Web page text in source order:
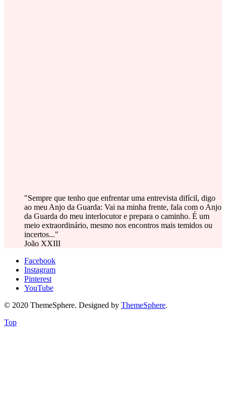
"Sempre que tenho que enfrentar uma entrevista difícil, digo
ao meu Anjo da Guarda: Vai na minha frente, fala com o Anjo
da Guarda do meu interlocutor e prepara o caminho. É um
meio extraordinário, mesmo nos encontros mais temidos ou
incertos..."
João XXIII
Facebook
Instagram
Pinterest
YouTube
© 2020 ThemeSphere. Designed by ThemeSphere.
Top